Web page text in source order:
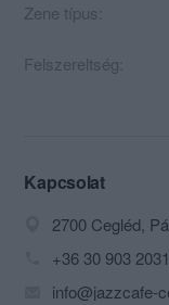
Zene típus:
Felszereltség:
Kapcsolat
2700 Cegléd,
+36 30 903 2031
info@jazzcafe-